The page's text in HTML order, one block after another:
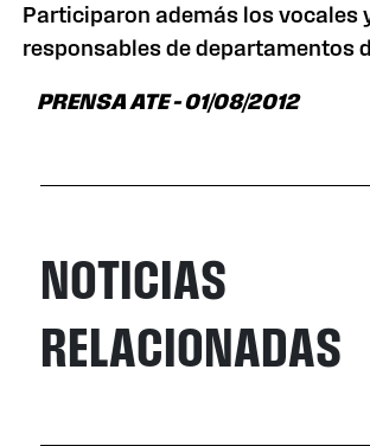
Participaron además los vocales
responsables de departamentos
PRENSA ATE – 01/08/2012
NOTICIAS
RELACIONADAS